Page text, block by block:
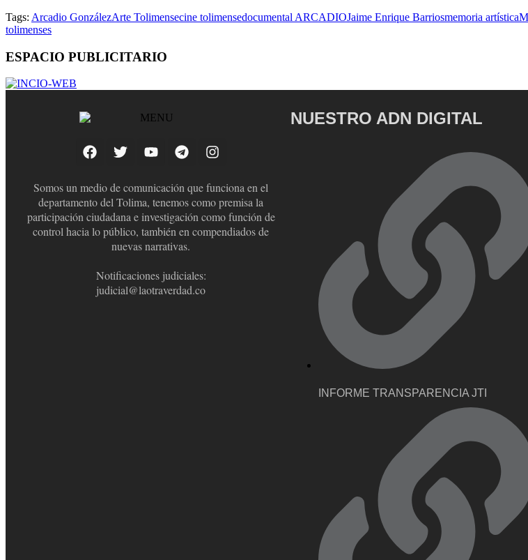
Tags: Arcadio GonzálezArte Tolimensecine tolimensedocumental ARCADIOJaime Enrique Barriosmemoria artística
tolimenses
ESPACIO PUBLICITARIO
Somos un medio de comunicación que funciona en el
departamento del Tolima, tenemos como premisa la
participación ciudadana e investigación como función de
control hacia lo público, también en compendiados de
nuevas narrativas.
Notificaciones judiciales:
judicial@laotraverdad.co
NUESTRO ADN DIGITAL
INFORME TRANSPARENCIA JTI